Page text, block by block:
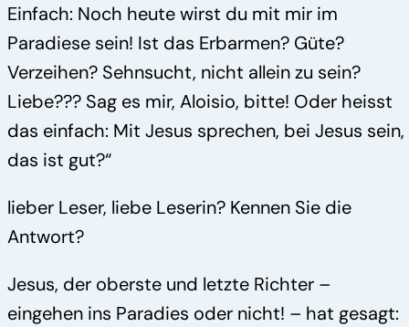
Einfach: Noch heute wirst du mit mir im
Paradiese sein! Ist das Erbarmen? Güte?
Verzeihen? Sehnsucht, nicht allein zu sein?
Liebe??? Sag es mir, Aloisio, bitte! Oder heisst
das einfach: Mit Jesus sprechen, bei Jesus sein,
das ist gut?“
lieber Leser, liebe Leserin? Kennen Sie die
Antwort?
Jesus, der oberste und letzte Richter –
eingehen ins Paradies oder nicht! – hat gesagt: